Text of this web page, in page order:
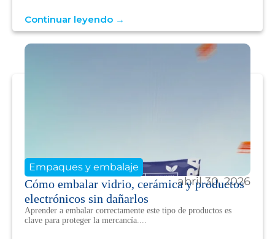
Continuar leyendo →
abril 30, 2026
Empaques y embalaje
Cómo embalar vidrio, cerámica y productos
electrónicos sin dañarlos
Aprender a embalar correctamente este tipo de productos es
clave para proteger la mercancía....